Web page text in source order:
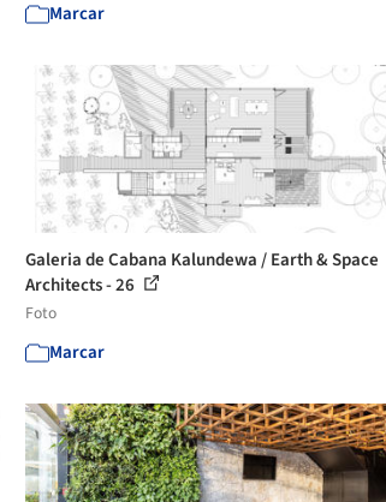
Marcar
Galeria de Cabana Kalundewa / Earth & Space
Architects - 26
Foto
Marcar